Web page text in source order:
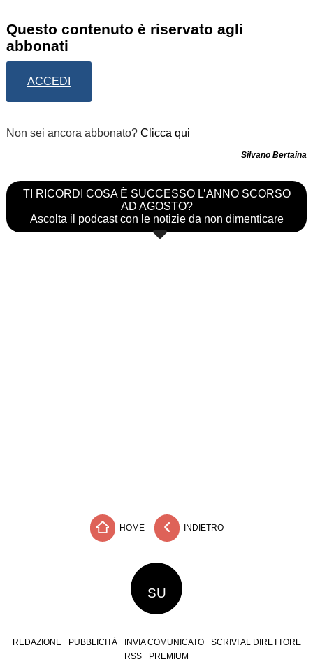
Questo contenuto è riservato agli
abbonati
ACCEDI
Non sei ancora abbonato? Clicca qui
Silvano Bertaina
TI RICORDI COSA È SUCCESSO L’ANNO SCORSO
AD AGOSTO?
Ascolta il podcast con le notizie da non dimenticare
HOME INDIETRO
SU
REDAZIONE PUBBLICITÀ INVIA COMUNICATO
SCRIVI AL DIRETTORE
RSS
PREMIUM